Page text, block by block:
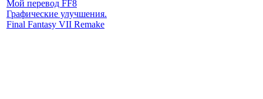
Мой перевод FF8
Графические улучшения.
Final Fantasy VII Remake